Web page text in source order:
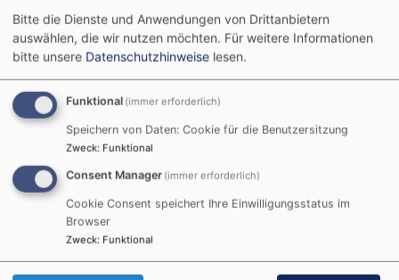
zusammen"
72 Stunden: Bayerische
Posaunenchöre stellen
Weltrekord auf
Hiroshima und
Nagasaki:
Friedensgruppen
erinnern an
Atombombenabwürfe
Weidenkirche
Pappenheim:
Urlaubszuschuss in Bayern:
So sparen Familien
mehrere Hundert Euro
Mariä Himmelfahrt 2026:
Die Bedeutung des
Protestanten das Fest nicht
feiern
Wege, weil Gott mitgeht"
Bitte die Dienste und Anwendungen von Drittanbietern
auswählen, die wir nutzen möchten. Für weitere Informationen
bitte unsere Datenschutzhinweise lesen.
Funktional (immer erforderlich)
Speichern von Daten: Cookie für die Benutzersitzung
Zweck: Funktional
Consent Manager (immer erforderlich)
Cookie Consent speichert Ihre Einwilligungsstatus im
Browser
Zweck: Funktional